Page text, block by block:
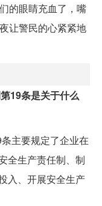
的眼睛充血了，嘴
让警民的心紧紧地
19条是关于什么
主要规定了企业在
全生产责任制、制
入、开展安全生产